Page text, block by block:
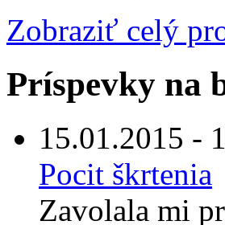
Zobraziť celý
Príspevky na
15.01.2015 -
Pocit škrtenia
Zavolala mi